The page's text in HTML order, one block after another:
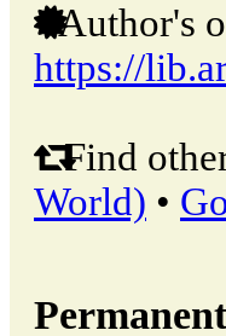
Author's
https://
Find
World) •